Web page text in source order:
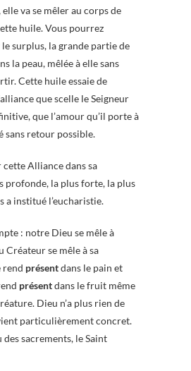
va se mêler au corps de
huile. Vous pourrez
surplus, la grande partie de
la peau, mêlée à elle sans
Cette huile essaie de
que scelle le Seigneur
que l’amour qu’il porte à
sans retour possible.
Alliance dans sa
profonde, la plus forte, la plus
a institué l’eucharistie.
: notre Dieu se mêle à
Créateur se mêle à sa
rend présentdans le pain et
présentdans le fruit même
Dieu n’a plus rien de
particulièrement concret.
des sacrements, le Saint